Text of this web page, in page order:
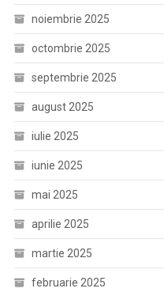
noiembrie 2025
octombrie 2025
septembrie 2025
august 2025
iulie 2025
iunie 2025
mai 2025
aprilie 2025
martie 2025
februarie 2025